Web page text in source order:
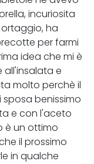
incuriosita
ha
per farmi
idea che mi è
all'insalata e
molto perchè il
benissimo
e con l'aceto
è un ottimo
il prossimo
in qualche